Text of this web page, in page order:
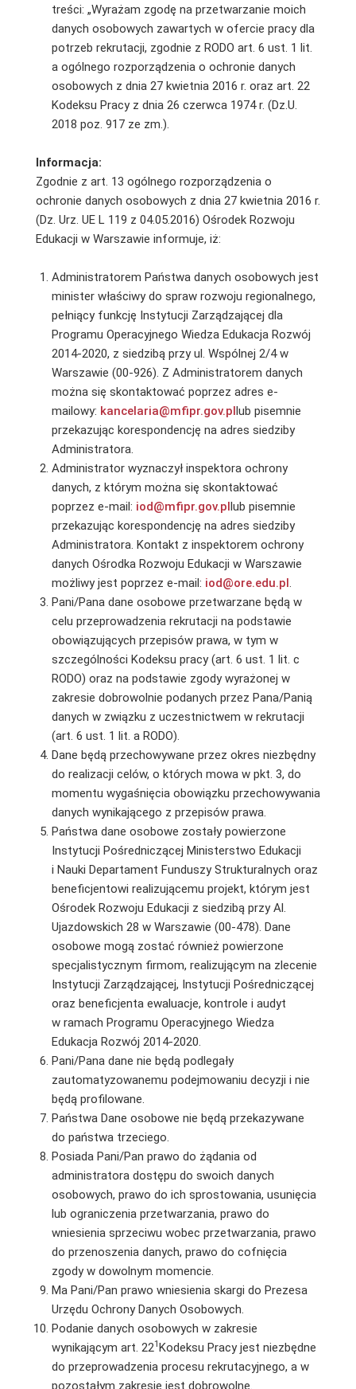
treści: „Wyrażam zgodę na przetwarzanie moich
danych osobowych zawartych w ofercie pracy dla
potrzeb rekrutacji, zgodnie z RODO art. 6 ust. 1 lit.
a ogólnego rozporządzenia o ochronie danych
osobowych z dnia 27 kwietnia 2016 r. oraz art. 22
Kodeksu Pracy z dnia 26 czerwca 1974 r. (Dz.U.
2018 poz. 917 ze zm.).
Informacja:
Zgodnie z art. 13 ogólnego rozporządzenia o
ochronie danych osobowych z dnia 27 kwietnia 2016 r.
(Dz. Urz. UE L 119 z 04.05.2016) Ośrodek Rozwoju
Edukacji w Warszawie informuje, iż:
Administratorem Państwa danych osobowych jest
minister właściwy do spraw rozwoju regionalnego,
pełniący funkcję Instytucji Zarządzającej dla
Programu Operacyjnego Wiedza Edukacja Rozwój
2014-2020, z siedzibą przy ul. Wspólnej 2/4 w
Warszawie (00-926). Z Administratorem danych
można się skontaktować poprzez adres e-
mailowy: kancelaria@mfipr.gov.pllub pisemnie
przekazując korespondencję na adres siedziby
Administratora.
Administrator wyznaczył inspektora ochrony
danych, z którym można się skontaktować
poprzez e-mail: iod@mfipr.gov.pllub pisemnie
przekazując korespondencję na adres siedziby
Administratora. Kontakt z inspektorem ochrony
danych Ośrodka Rozwoju Edukacji w Warszawie
możliwy jest poprzez e-mail: iod@ore.edu.pl.
Pani/Pana dane osobowe przetwarzane będą w
celu przeprowadzenia rekrutacji na podstawie
obowiązujących przepisów prawa, w tym w
szczególności Kodeksu pracy (art. 6 ust. 1 lit. c
RODO) oraz na podstawie zgody wyrażonej w
zakresie dobrowolnie podanych przez Pana/Panią
danych w związku z uczestnictwem w rekrutacji
(art. 6 ust. 1 lit. a RODO).
Dane będą przechowywane przez okres niezbędny
do realizacji celów, o których mowa w pkt. 3, do
momentu wygaśnięcia obowiązku przechowywania
danych wynikającego z przepisów prawa.
Państwa dane osobowe zostały powierzone
Instytucji Pośredniczącej Ministerstwo Edukacji
i Nauki Departament Funduszy Strukturalnych oraz
beneficjentowi realizującemu projekt, którym jest
Ośrodek Rozwoju Edukacji z siedzibą przy Al.
Ujazdowskich 28 w Warszawie (00-478). Dane
osobowe mogą zostać również powierzone
specjalistycznym firmom, realizującym na zlecenie
Instytucji Zarządzającej, Instytucji Pośredniczącej
oraz beneficjenta ewaluacje, kontrole i audyt
w ramach Programu Operacyjnego Wiedza
Edukacja Rozwój 2014-2020.
Pani/Pana dane nie będą podlegały
zautomatyzowanemu podejmowaniu decyzji i nie
będą profilowane.
Państwa Dane osobowe nie będą przekazywane
do państwa trzeciego.
Posiada Pani/Pan prawo do żądania od
administratora dostępu do swoich danych
osobowych, prawo do ich sprostowania, usunięcia
lub ograniczenia przetwarzania, prawo do
wniesienia sprzeciwu wobec przetwarzania, prawo
do przenoszenia danych, prawo do cofnięcia
zgody w dowolnym momencie.
Ma Pani/Pan prawo wniesienia skargi do Prezesa
Urzędu Ochrony Danych Osobowych.
Podanie danych osobowych w zakresie
wynikającym art. 221Kodeksu Pracy jest niezbędne
do przeprowadzenia procesu rekrutacyjnego, a w
pozostałym zakresie jest dobrowolne.